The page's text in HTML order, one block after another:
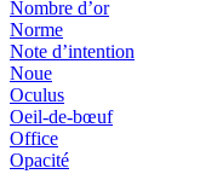
Nombre d’or
Norme
Note d’intention
Noue
Oculus
Oeil-de-bœuf
Office
Opacité